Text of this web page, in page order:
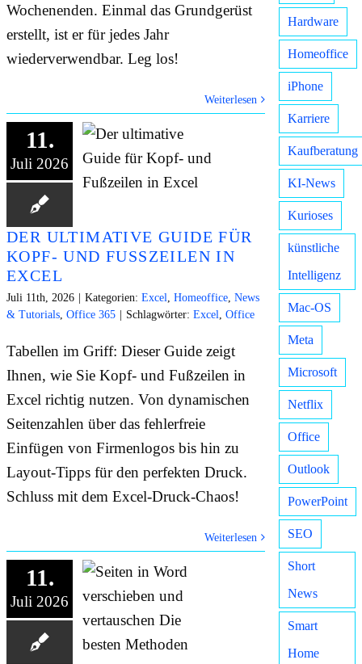
Wochenenden. Einmal das Grundgerüst
erstellt, ist er für jedes Jahr
wiederverwendbar. Leg los!
Weiterlesen
11.
Juli 2026
DER ULTIMATIVE GUIDE FÜR
KOPF- UND FUSSZEILEN IN E
XCEL
Juli 11th, 2026 Kategorien: Excel Homeoffice News
& Tutorials Office 365 Schlagwörter: Excel Office
Tabellen im Griff: Dieser Guide zeigt
Ihnen, wie Sie Kopf- und Fußzeilen in
Excel richtig nutzen. Von dynamischen
Seitenzahlen über das fehlerfreie
Einfügen von Firmenlogos bis hin zu
Layout-Tipps für den perfekten Druck.
Schluss mit dem Excel-Druck-Chaos!
Weiterlesen
11.
Juli 2026
Hardware
Homeoffice
iPhone
Karriere
Kaufberatung
KI-News
Kurioses
künstliche
Intelligenz
Mac-OS
Meta
Microsoft
Netflix
Office
Outlook
PowerPoint
SEO
Short
News
Smart
Home